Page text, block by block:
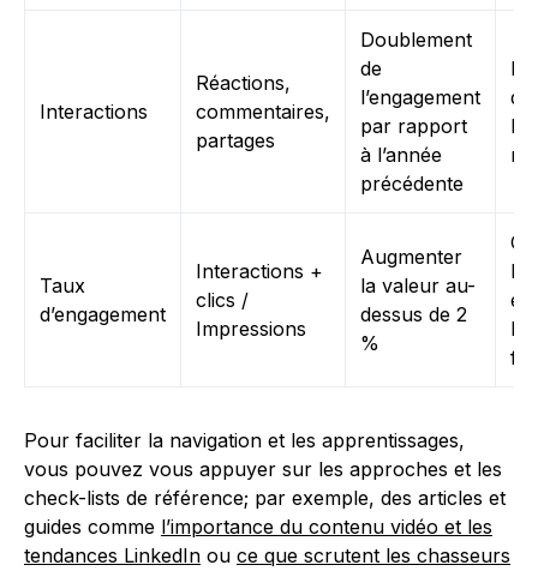
Interactions
Réactions,
commentaires,
partages
Doublement
de
l’engagement
par rapport
à l’année
précédente
Taux
d’engagement
Interactions +
clics /
Impressions
Augmenter
la valeur au-
dessus de 2
%
et
les
Pour faciliter la navigation et les apprentissages,
vous pouvez vous appuyer sur les approches et les
check-lists de référence; par exemple, des articles et
guides comme l’importance du contenu vidéo et les
tendances LinkedIn ou ce que scrutent les chasseurs